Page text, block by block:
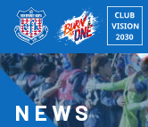
NEWS